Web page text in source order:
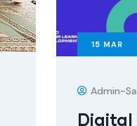
15 MAR
Admin-
Digital